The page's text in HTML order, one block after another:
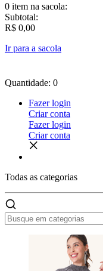
0 item na sacola:
Subtotal:
R$ 0,00
Ir para a sacola
Quantidade: 0
Fazer login
Criar conta
Fazer login
Criar conta
Todas as categorias